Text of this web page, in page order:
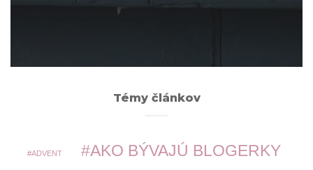
Témy článkov
ADVENT AKO BÝVAJÚ BLOGERKY